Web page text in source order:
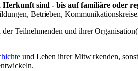
sind - bis auf familiäre oder
Betrieben,
Teilnehmenden und ihrer
und Leben ihrer Mitwirkenden,